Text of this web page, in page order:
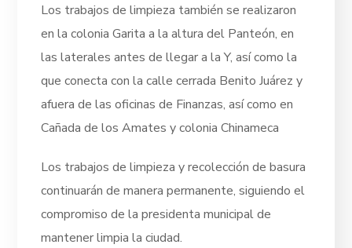
Los trabajos de limpieza también se realizaron
en la colonia Garita a la altura del Panteón, en
las laterales antes de llegar a la Y, así como la
que conecta con la calle cerrada Benito Juárez y
afuera de las oficinas de Finanzas, así como en
Cañada de los Amates y colonia Chinameca
Los trabajos de limpieza y recolección de basura
continuarán de manera permanente, siguiendo el
compromiso de la presidenta municipal de
mantener limpia la ciudad.